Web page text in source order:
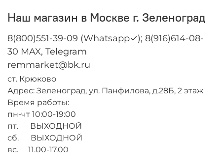
Наш магазин в Москве г. Зеленоград
8(800)551-39-09 (Whatsapp✓); 8(916)614-08-
30 MAX, Telegram
remmarket@bk.ru
ст. Крюково
Адрес: Зеленоград, ул. Панфилова, д.28Б, 2 этаж
Время работы:
пн-чт 10:00-19:00
пт. ВЫХОДНОЙ
сб. ВЫХОДНОЙ
вс. 11.00-17.00